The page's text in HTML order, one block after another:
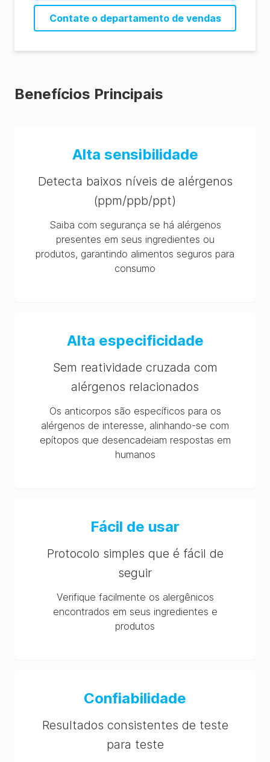
Contate o departamento de vendas
Benefícios Principais
Alta sensibilidade
Detecta baixos níveis de alérgenos
(ppm/ppb/ppt)
Saiba com segurança se há alérgenos
presentes em seus ingredientes ou
produtos, garantindo alimentos seguros para
consumo
Alta especificidade
Sem reatividade cruzada com
alérgenos relacionados
Os anticorpos são específicos para os
alérgenos de interesse, alinhando-se com
epítopos que desencadeiam respostas em
humanos
Fácil de usar
Protocolo simples que é fácil de
seguir
Verifique facilmente os alergênicos
encontrados em seus ingredientes e
produtos
Confiabilidade
Resultados consistentes de teste
para teste